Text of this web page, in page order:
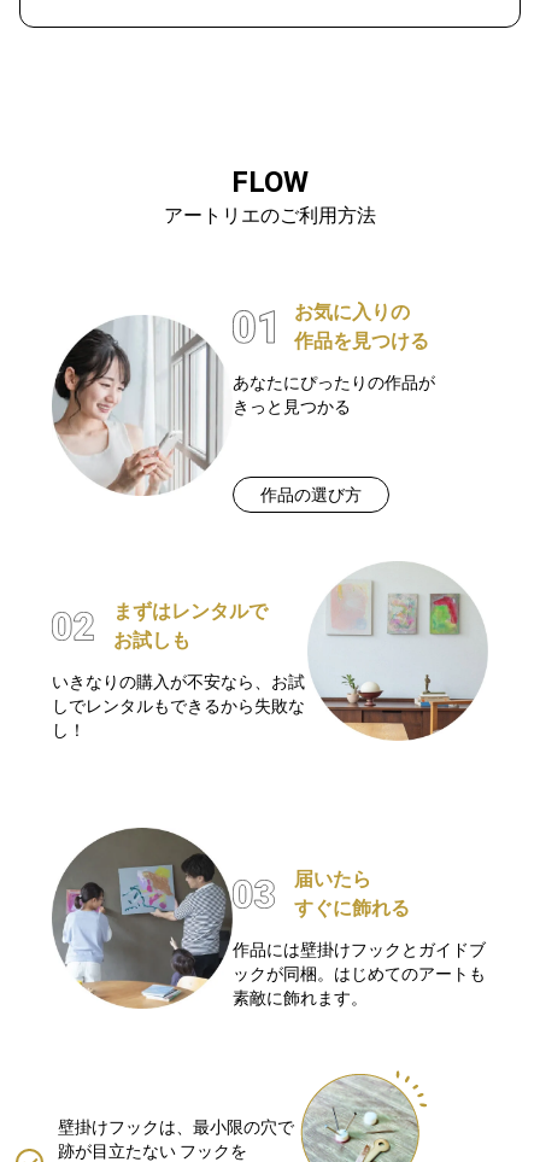
FLOW
アートリエのご利用方法
お気に入りの
作品を見つける
あなたにぴったりの作品が
きっと見つかる
作品の選び方
まずはレンタルで
お試しも
いきなりの購入が不安なら、お試
しでレンタルもできるから失敗な
し！
届いたら
すぐに飾れる
作品には壁掛けフックとガイドブ
ックが同梱。はじめてのアートも
素敵に飾れます。
壁掛けフックは、最小限の穴で
跡が目立たない フックを